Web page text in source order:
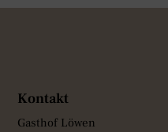
Kontakt
Gasthof Löwen